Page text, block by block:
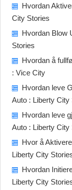
Hvordan
City Stories
Hvordan Blow
Stories
Hvordan å
: Vice City
Hvordan leve
Auto : Liberty City
Hvordan leve
Auto : Liberty City
Hvor å
Liberty City
Hvordan
Liberty City